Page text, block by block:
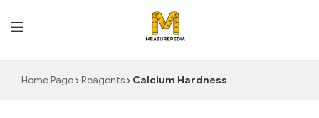
Home Page Reagents Calcium Hardness